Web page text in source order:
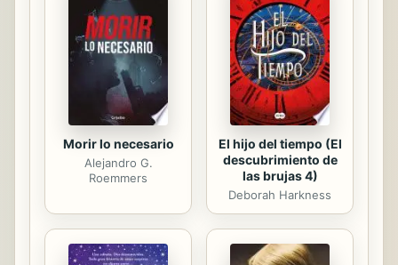
talento y capacidad comunicativa,
Osho nos ofrece una versión
condensada de su concepción de la
meditación y nos...
Morir lo necesario
Alejandro G.
Roemmers
El hijo del tiempo (El
descubrimiento de
las brujas 4)
Deborah Harkness